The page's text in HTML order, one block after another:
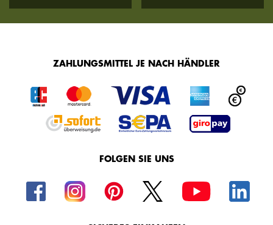
ZAHLUNGSMITTEL JE NACH HÄNDLER
FOLGEN SIE UNS